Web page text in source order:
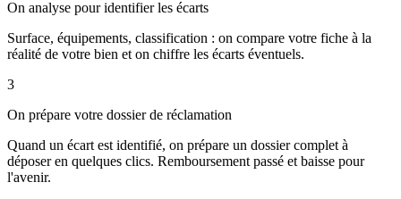
On analyse pour identifier les écarts
Surface, équipements, classification : on compare votre fiche à la
réalité de votre bien et on chiffre les écarts éventuels.
3
On prépare votre dossier de réclamation
Quand un écart est identifié, on prépare un dossier complet à
déposer en quelques clics. Remboursement passé et baisse pour
l'avenir.